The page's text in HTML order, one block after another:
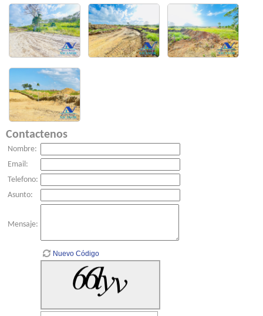
Contactenos
Nombre:
Email:
Telefono:
Asunto:
Mensaje:
Nuevo Código